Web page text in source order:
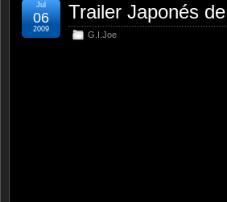
Trailer Japonés
G.I.Joe
Jul
06
2009